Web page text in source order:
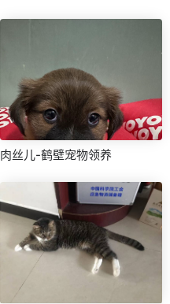
肉丝儿-鹤壁宠物领养